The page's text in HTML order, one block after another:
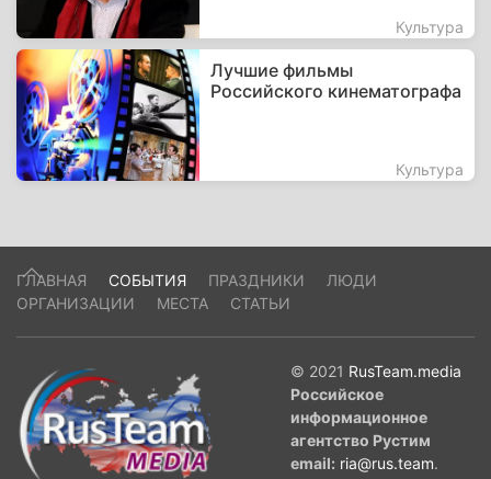
Культура
Лучшие фильмы
Российского кинематографа
Культура
ГЛАВНАЯ СОБЫТИЯ ПРАЗДНИКИ
ЛЮДИ
ОРГАНИЗАЦИИ
МЕСТА СТАТЬИ
© 2021 RusTeam.media
Российское
информационное
агентство Рустим
email: ria@rus.team.